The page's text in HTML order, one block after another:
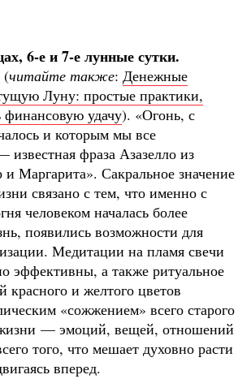
6-е и 7-е лунные сутки.
(читайте также: Денежные
Луну: простые практики,
удачу). «Огонь, с
и которым мы все
известная фраза Азазелло из
Маргарита». Сакральное значение
связано с тем, что именно с
человеком началась более
появились возможности для
Медитации на пламя свечи
эффективны, а также ритуальное
красного и желтого цветов
«сожжением» всего старого
— эмоций, вещей, отношений
того, что мешает духовно расти
вперед.